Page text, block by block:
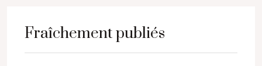
Fraîchement publiés